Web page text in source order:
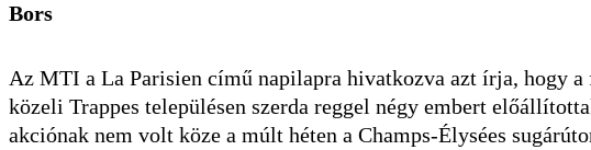
Bors
Az MTI a La Parisien című napilapra hivatkozva azt írja, hogy
közeli Trappes településen szerda reggel négy embert
akciónak nem volt köze a múlt héten a Champs-Élysées